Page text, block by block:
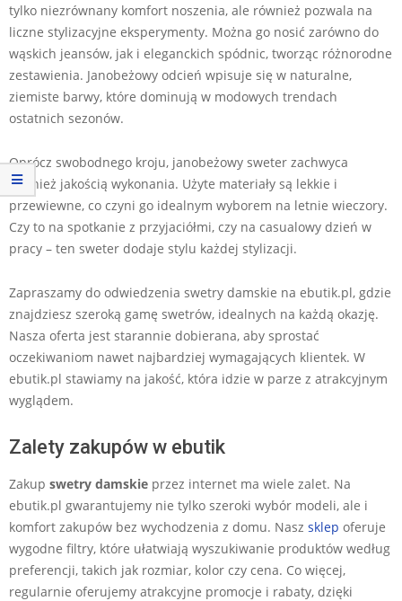
tylko niezrównany komfort noszenia, ale również pozwala na
liczne stylizacyjne eksperymenty. Można go nosić zarówno do
wąskich jeansów, jak i eleganckich spódnic, tworząc różnorodne
zestawienia. Janobeżowy odcień wpisuje się w naturalne,
ziemiste barwy, które dominują w modowych trendach
ostatnich sezonów.
Oprócz swobodnego kroju, janobeżowy sweter zachwyca
również jakością wykonania. Użyte materiały są lekkie i
przewiewne, co czyni go idealnym wyborem na letnie wieczory.
Czy to na spotkanie z przyjaciółmi, czy na casualowy dzień w
pracy – ten sweter dodaje stylu każdej stylizacji.
Zapraszamy do odwiedzenia swetry damskie na ebutik.pl, gdzie
znajdziesz szeroką gamę swetrów, idealnych na każdą okazję.
Nasza oferta jest starannie dobierana, aby sprostać
oczekiwaniom nawet najbardziej wymagających klientek. W
ebutik.pl stawiamy na jakość, która idzie w parze z atrakcyjnym
wyglądem.
Zalety zakupów w ebutik
Zakup swetry damskie przez internet ma wiele zalet. Na
ebutik.pl gwarantujemy nie tylko szeroki wybór modeli, ale i
komfort zakupów bez wychodzenia z domu. Nasz sklep oferuje
wygodne filtry, które ułatwiają wyszukiwanie produktów według
preferencji, takich jak rozmiar, kolor czy cena. Co więcej,
regularnie oferujemy atrakcyjne promocje i rabaty, dzięki